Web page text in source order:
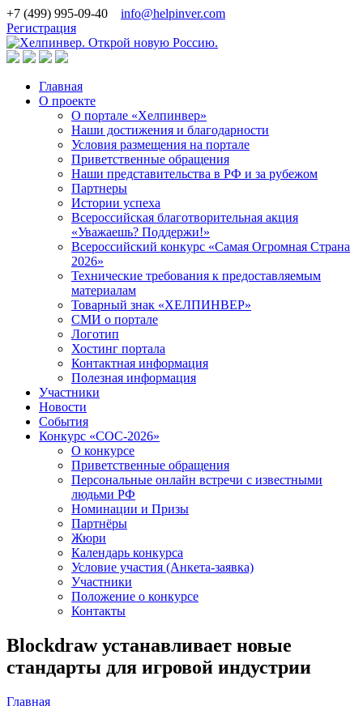
+7 (499) 995-09-40
info@helpinver.com
Регистрация
Главная
О проекте
О портале «Хелпинвер»
Наши достижения и благодарности
Условия размещения на портале
Приветственные обращения
Наши представительства в РФ и за рубежом
Партнеры
Истории успеха
Всероссийская благотворительная акция
«Уважаешь? Поддержи!»
Всероссийский конкурс «Самая Огромная Страна
2026»
Технические требования к предоставляемым
материалам
Товарный знак «ХЕЛПИНВЕР»
СМИ о портале
Логотип
Хостинг портала
Контактная информация
Полезная информация
Участники
Новости
События
Конкурс «СОС-2026»
О конкурсе
Приветственные обращения
Персональные онлайн встречи с известными
людьми РФ
Номинации и Призы
Партнёры
Жюри
Календарь конкурса
Условие участия (Анкета-заявка)
Участники
Положение о конкурсе
Контакты
Blockdraw устанавливает новые
стандарты для игровой индустрии
Главная